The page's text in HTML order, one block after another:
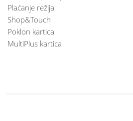
Plaćanje režija
Shop&Touch
Poklon kartica
MultiPlus kartica